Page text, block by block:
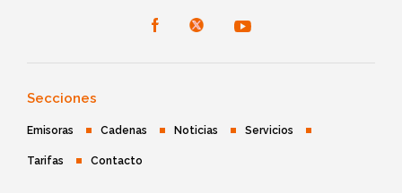
Secciones
Emisoras Cadenas Noticias Servicios
Tarifas Contacto